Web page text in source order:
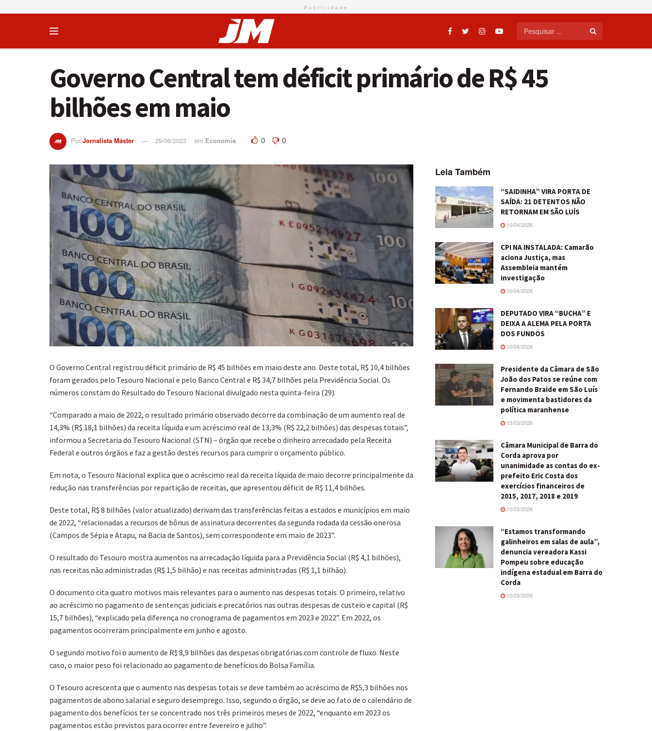
Publicidade
Governo Central tem déficit primário de R$ 45
bilhões em maio
Por Jornalista Máster 29/06/2023 em Economia 0 0
O Governo Central registrou déficit primário de R$ 45 bilhões em maio deste ano. Deste total, R$ 10,4 bilhões
foram gerados pelo Tesouro Nacional e pelo Banco Central e R$ 34,7 bilhões pela Previdência Social. Os
números constam do Resultado do Tesouro Nacional divulgado nesta quinta-feira (29).
“Comparado a maio de 2022, o resultado primário observado decorre da combinação de um aumento real de
14,3% (R$ 18,1 bilhões) da receita líquida e um acréscimo real de 13,3% (R$ 22,2 bilhões) das despesas totais”,
informou a Secretaria do Tesouro Nacional (STN) – órgão que recebe o dinheiro arrecadado pela Receita
Federal e outros órgãos e faz a gestão destes recursos para cumprir o orçamento público.
Em nota, o Tesouro Nacional explica que o acréscimo real da receita líquida de maio decorre principalmente da
redução nas transferências por repartição de receitas, que apresentou déficit de R$ 11,4 bilhões.
Deste total, R$ 8 bilhões (valor atualizado) derivam das transferências feitas a estados e municípios em maio
de 2022, “relacionadas a recursos de bônus de assinatura decorrentes da segunda rodada da cessão onerosa
(Campos de Sépia e Atapu, na Bacia de Santos), sem correspondente em maio de 2023”.
O resultado do Tesouro mostra aumentos na arrecadação líquida para a Previdência Social (R$ 4,1 bilhões),
nas receitas não administradas (R$ 1,5 bilhão) e nas receitas administradas (R$ 1,1 bilhão).
O documento cita quatro motivos mais relevantes para o aumento nas despesas totais. O primeiro, relativo
ao acréscimo no pagamento de sentenças judiciais e precatórios nas outras despesas de custeio e capital (R$
15,7 bilhões), “explicado pela diferença no cronograma de pagamentos em 2023 e 2022”. Em 2022, os
pagamentos ocorreram principalmente em junho e agosto.
O segundo motivo foi o aumento de R$ 8,9 bilhões das despesas obrigatórias com controle de fluxo. Neste
caso, o maior peso foi relacionado ao pagamento de benefícios do Bolsa Família.
O Tesouro acrescenta que o aumento nas despesas totais se deve também ao acréscimo de R$5,3 bilhões nos
pagamentos de abono salarial e seguro desemprego. Isso, segundo o órgão, se deve ao fato de o calendário de
pagamento dos benefícios ter se concentrado nos três primeiros meses de 2022, “enquanto em 2023 os
pagamentos estão previstos para ocorrer entre fevereiro e julho”.
Leia Também
“SAIDINHA” VIRA PORTA DE
SAÍDA: 21 DETENTOS NÃO
RETORNAM EM SÃO LUÍS
10/04/2026
CPI NA INSTALADA: Camarão
aciona Justiça, mas
Assembleia mantém
investigação
10/04/2026
DEPUTADO VIRA “BUCHA” E
DEIXA A ALEMA PELA PORTA
DOS FUNDOS
10/04/2026
Presidente da Câmara de São
João dos Patos se reúne com
Fernando Braide em São Luís
e movimenta bastidores da
política maranhense
13/03/2026
Câmara Municipal de Barra do
Corda aprova por
unanimidade as contas do ex-
prefeito Eric Costa dos
exercícios financeiros de
2015, 2017, 2018 e 2019
10/03/2026
“Estamos transformando
galinheiros em salas de aula”,
denuncia vereadora Kassi
Pompeu sobre educação
indígena estadual em Barra do
Corda
10/03/2026